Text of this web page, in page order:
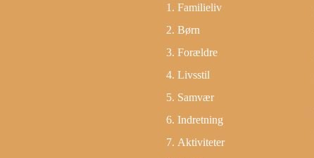
Familieliv
Børn
Forældre
Livsstil
Samvær
Indretning
Aktiviteter